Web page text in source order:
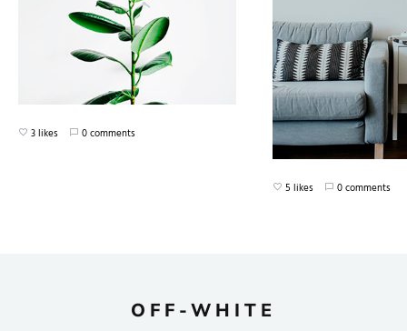
3 likes 0 comments
5 likes 0 comments
OFF-WHITE